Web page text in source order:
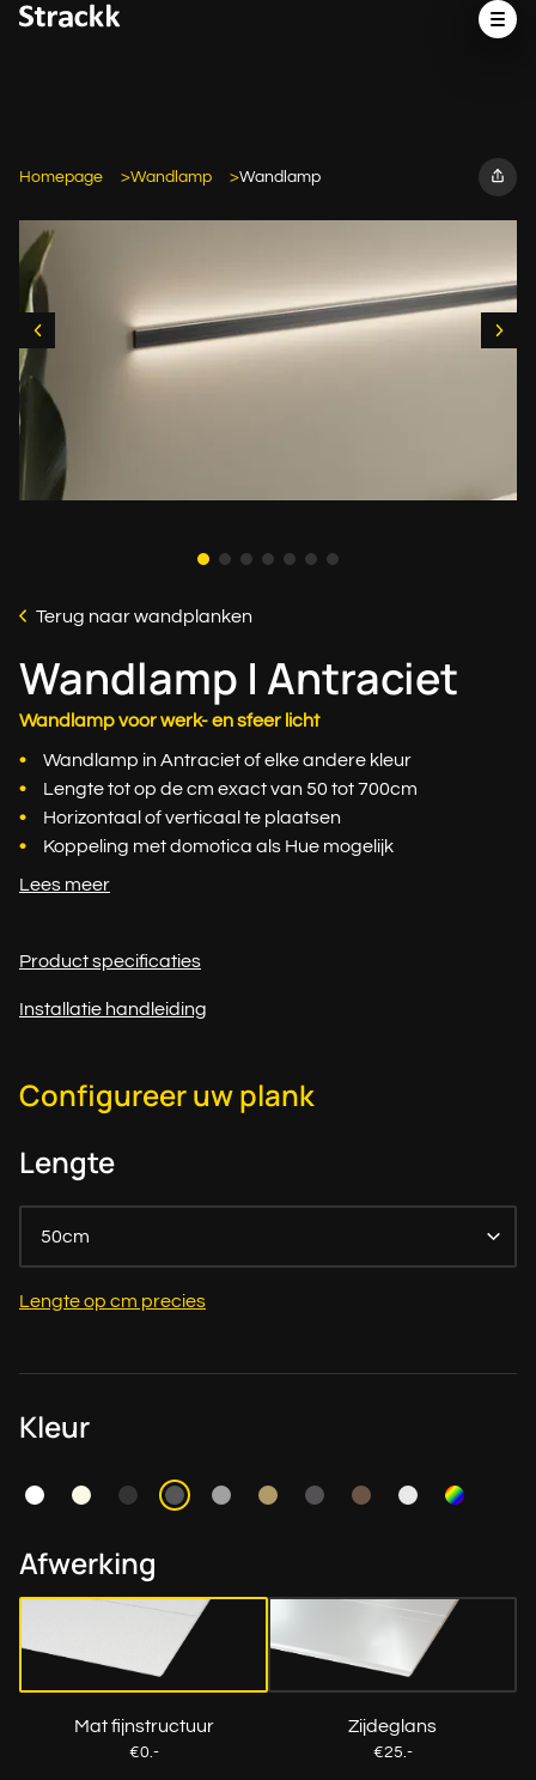
Homepage Wandlamp Wandlamp
Terug naar wandplanken
Wandlamp | Antraciet
Wandlamp voor werk- en sfeer licht
Wandlamp in Antraciet of elke andere kleur
Lengte tot op de cm exact van 50 tot 700cm
Horizontaal of verticaal te plaatsen
Koppeling met domotica als Hue mogelijk
Lees meer
Product specificaties
Installatie handleiding
Configureer uw plank
Lengte
50cm
Lengte op cm precies
Kleur
Afwerking
Mat fijnstructuur
€0.-
Zijdeglans
€25.-